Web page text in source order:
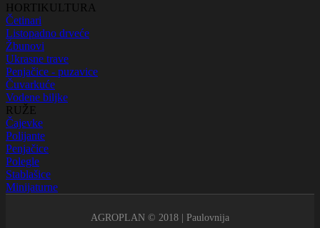
HORTIKULTURA
Četinari
Listopadno drveće
Žbunovi
Ukrasne trave
Penjačice - puzavice
Čuvarkuće
Vodene biljke
RUŽE
Čajevke
Polijante
Penjačice
Polegle
Stablašice
Minijaturne
AGROPLAN © 2018 | Paulovnija